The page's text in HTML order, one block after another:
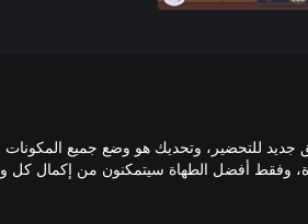
جديد للتحضير، وتحديك هو وضع جميع
وفقط أفضل الطهاة سيتمكنون من إكمال كل